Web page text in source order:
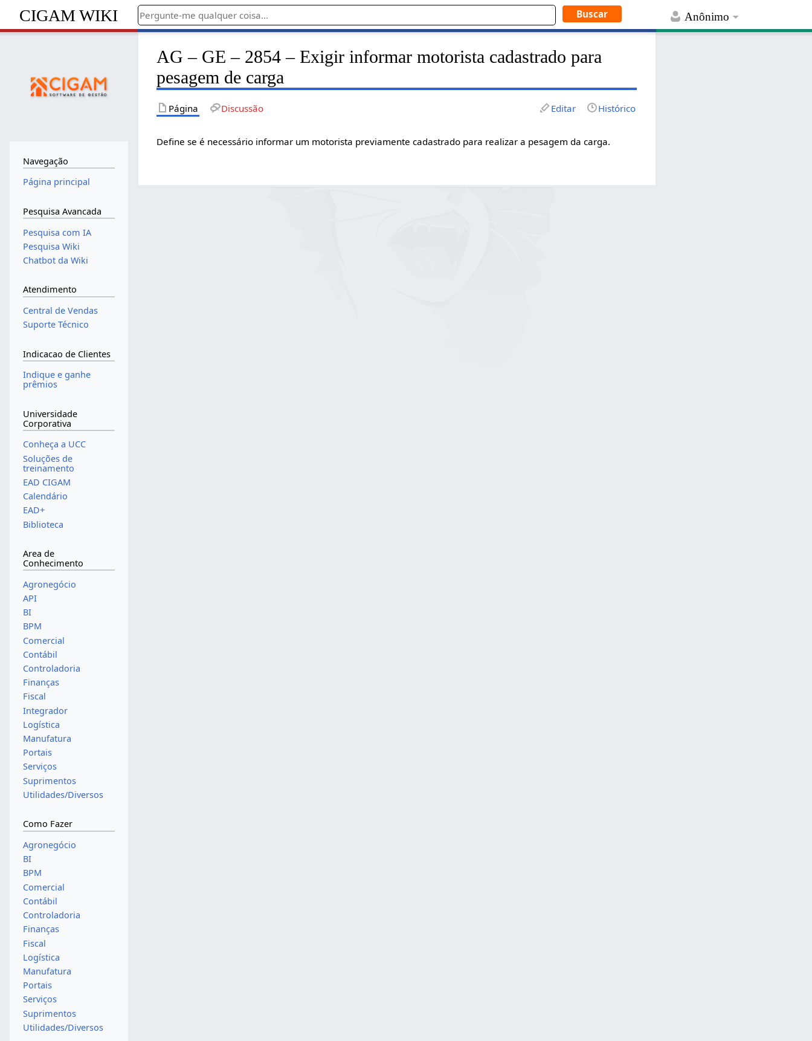
Anônimo
CIGAM WIKI
AG – GE – 2854 – Exigir informar motorista cadastrado para
pesagem de carga
Página Discussão Editar Histórico
Define se é necessário informar um motorista previamente cadastrado para realizar a pesagem da carga.
Navegação
Página principal
Pesquisa Avancada
Pesquisa com IA
Pesquisa Wiki
Chatbot da Wiki
Atendimento
Central de Vendas
Suporte Técnico
Indicacao de Clientes
Indique e ganhe
prêmios
Universidade
Corporativa
Conheça a UCC
Soluções de
treinamento
EAD CIGAM
Calendário
EAD+
Biblioteca
Area de
Conhecimento
Agronegócio
API
BI
BPM
Comercial
Contábil
Controladoria
Finanças
Fiscal
Integrador
Logística
Manufatura
Portais
Serviços
Suprimentos
Utilidades/Diversos
Como Fazer
Agronegócio
BI
BPM
Comercial
Contábil
Controladoria
Finanças
Fiscal
Logística
Manufatura
Portais
Serviços
Suprimentos
Utilidades/Diversos